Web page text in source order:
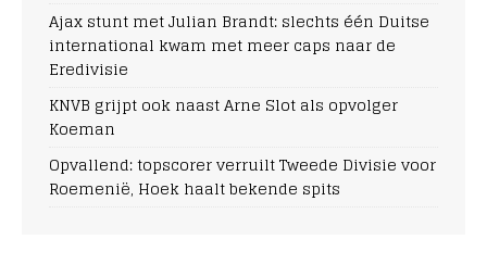
Ajax stunt met Julian Brandt: slechts één Duitse
international kwam met meer caps naar de
Eredivisie
KNVB grijpt ook naast Arne Slot als opvolger
Koeman
Opvallend: topscorer verruilt Tweede Divisie voor
Roemenië, Hoek haalt bekende spits